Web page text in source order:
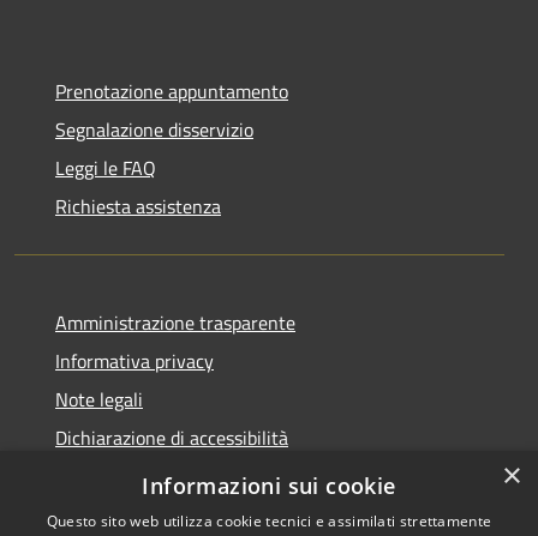
Prenotazione appuntamento
Segnalazione disservizio
Leggi le FAQ
Richiesta assistenza
Amministrazione trasparente
Informativa privacy
Note legali
Dichiarazione di accessibilità
Link app municipium
×
Informazioni sui cookie
Questo sito web utilizza cookie tecnici e assimilati strettamente